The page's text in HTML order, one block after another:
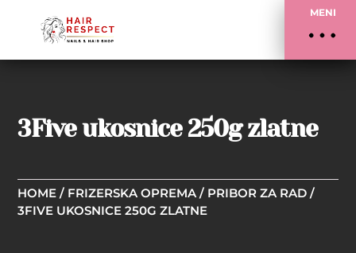
MENI
3Five ukosnice 250g zlatne
HOME / FRIZERSKA OPREMA / PRIBOR ZA RAD /
3FIVE UKOSNICE 250G ZLATNE